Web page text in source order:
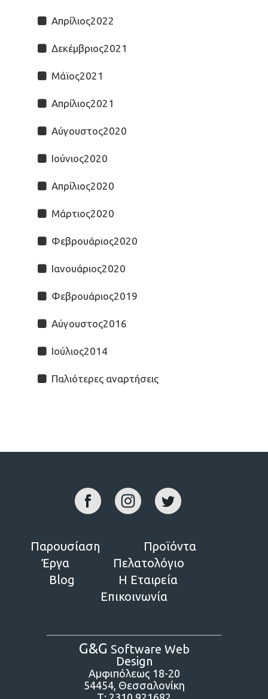
Απρίλιος2022
Δεκέμβριος2021
Μάϊος2021
Απρίλιος2021
Αύγουστος2020
Ιούνιος2020
Απρίλιος2020
Μάρτιος2020
Φεβρουάριος2020
Ιανουάριος2020
Φεβρουάριος2019
Αύγουστος2016
Ιούλιος2014
Παλιότερες αναρτήσεις
Παρουσίαση
Προϊόντα
Έργα
Πελατολόγιο
Blog
Η Εταιρεία
Επικοινωνία
G&G Software Web
Design
Αμφιπόλεως 18-20
54454, Θεσσαλονίκη